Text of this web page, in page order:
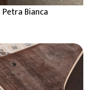
Bianca